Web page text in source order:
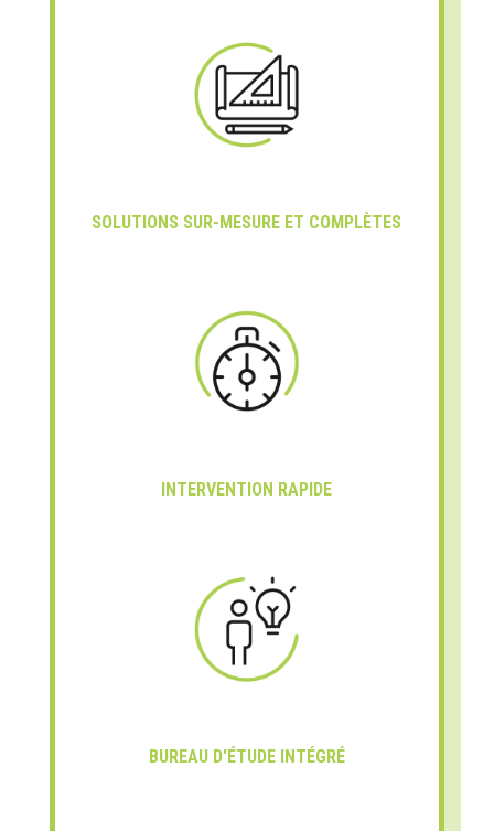
SOLUTIONS SUR-MESURE ET COMPLÈTES
INTERVENTION RAPIDE
BUREAU D'ÉTUDE INTÉGRÉ